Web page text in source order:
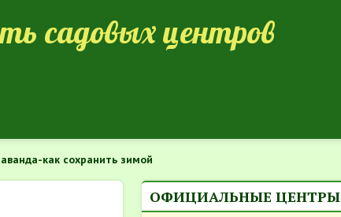
садовых центров
как сохранить зимой
ОФИЦИАЛЬНЫЕ ЦЕНТРЫ